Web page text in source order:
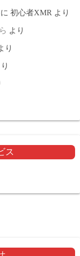
に 初心者XMR より
より
り
ス